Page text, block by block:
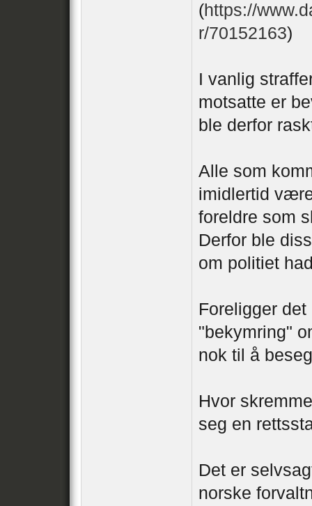
(https://
r/70152163)
I vanlig
motsatte er
ble derfor
Alle som
imidlertid
foreldre som
Derfor ble
om politiet
Foreligger
"bekymring"
nok til å
Hvor
seg en
Det er
norske